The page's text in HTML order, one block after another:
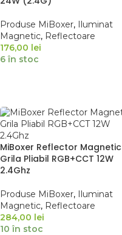
Produse MiBoxer, Iluminat
Magnetic, Reflectoare
176,00 lei
6 în stoc
MiBoxer Reflector Magnetic
Grila Pliabil RGB+CCT 12W
2.4Ghz
Produse MiBoxer, Iluminat
Magnetic, Reflectoare
284,00 lei
10 în stoc